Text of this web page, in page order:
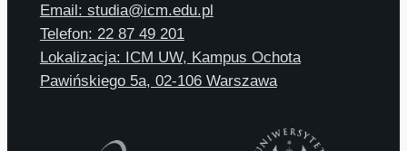
Email: studia@icm.edu.pl
Telefon: 22 87 49 201
Lokalizacja: ICM UW, Kampus Ochota
Pawińskiego 5a, 02-106 Warszawa